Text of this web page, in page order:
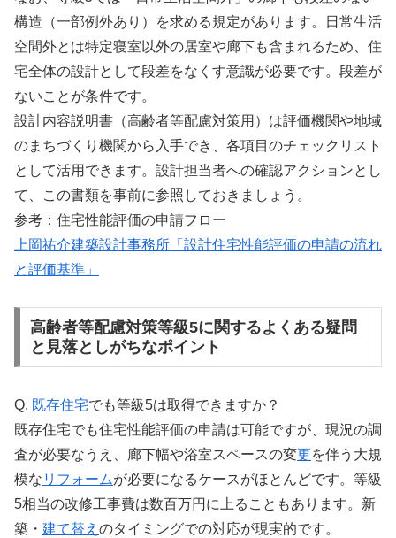
構造（一部例外あり）を求める規定があります。日常生活
空間外とは特定寝室以外の居室や廊下も含まれるため、住
宅全体の設計として段差をなくす意識が必要です。段差が
ないことが条件です。
設計内容説明書（高齢者等配慮対策用）は評価機関や地域
のまちづくり機関から入手でき、各項目のチェックリスト
として活用できます。設計担当者への確認アクションとし
て、この書類を事前に参照しておきましょう。
参考：住宅性能評価の申請フロー
上岡祐介建築設計事務所「設計住宅性能評価の申請の流れ
と評価基準」
高齢者等配慮対策等級5に関するよくある疑問
と見落としがちなポイント
Q. 既存住宅でも等級5は取得できますか？
既存住宅でも住宅性能評価の申請は可能ですが、現況の調
査が必要なうえ、廊下幅や浴室スペースの変更を伴う大規
模な リフォームが必要になるケースがほとんどです。等級
5相当の改修工事費は数百万円に上ることもあります。新
築・ 建て替え のタイミングでの対応が現実的です。